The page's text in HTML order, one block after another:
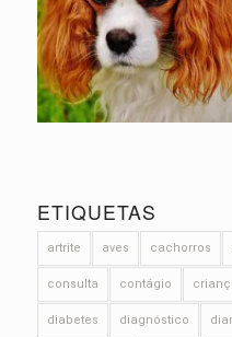
ETIQUETAS
artrite aves cachorros
consulta contágio
diabetes diagnóstico